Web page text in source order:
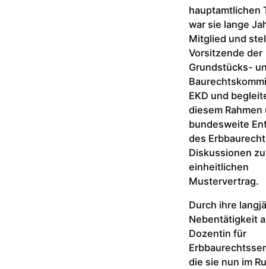
hauptamtlichen
war sie lange
Mitglied und
Vorsitzende der
Grundstücks-
EKD und
diesem Rahmen
bundesweite
des
Diskussionen
einheitlichen
Mustervertrag.
Durch ihre
Nebentätigkeit
Dozentin für
die sie nun im